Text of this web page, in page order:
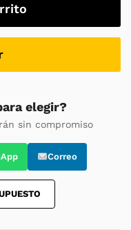
elegir?
sin compromiso
Correo